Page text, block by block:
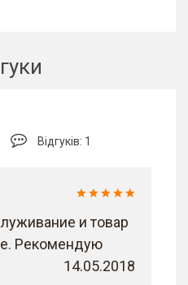
Відгуків: 1
и товар
Рекомендую
14.05.2018